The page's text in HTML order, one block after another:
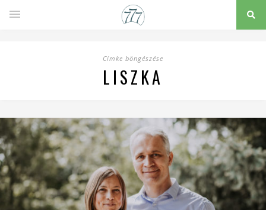
Címke böngészése
LISZKA